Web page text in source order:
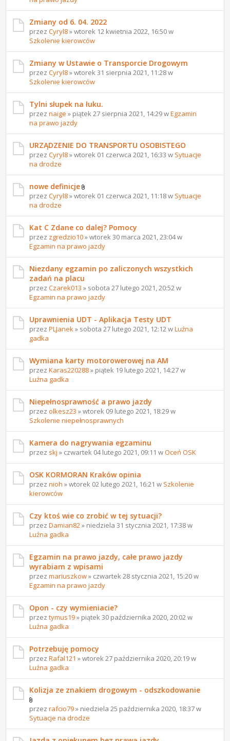
Zmiany od 6. 04. 2022
przezCyryl8» wtorek 12 kwietnia 2022, 16:50 w
Szkolenie kierowców
Zmiany w Ustawie o Transporcie Drogowym
przezCyryl8» wtorek 31 sierpnia 2021, 11:28 w
Szkolenie kierowców
Tylni słupek na łuku.
przeznaige » piątek 27 sierpnia 2021, 14:29 wEgzamin
na prawo jazdy
URZĄDZENIE DO TRANSPORTU OSOBISTEGO
przezCyryl8» wtorek 01 czerwca 2021, 16:33 w Sytuacje
na drodze
nowe definicje
przezCyryl8» wtorek 01 czerwca 2021, 11:18 w Sytuacje
na drodze
Kat C Zdane co dalej? Pomocy
przez zgredzio10» wtorek 30 marca 2021, 23:04 w
Egzamin na prawo jazdy
Niezdany egzamin po zaliczonych wszystkich
zadań na placu
przezCzarek013 » sobota 27 lutego 2021, 20:52 w
Egzamin na prawo jazdy
Uprawnienia UDT - Aplikacja Testy UDT
przezPLJanek » sobota 27 lutego 2021, 12:12 wLuźna
gadka
Wymiana karty motorowerowej na AM
przezKaras220288» piątek 19 lutego 2021, 14:27 w
Luźna gadka
Niepełnosprawność a prawo jazdy
przezolkesz23 » wtorek 09 lutego 2021, 18:29 w
Szkolenie niepełnosprawnych
Kamera do nagrywania egzaminu
przez skj » czwartek 04 lutego 2021, 09:11 wOceń OSK
OSK KORMORAN Kraków opinia
przeznioh » wtorek 02 lutego 2021, 16:21 w Szkolenie
kierowców
Czy ktoś wie co zrobić w tej sytuacji?
przezDamian82 » niedziela 31 stycznia 2021, 17:38 w
Luźna gadka
Egzamin na prawo jazdy, całe prawo jazdy
wyrabiam z wpisami
przezmariuszkow» czwartek 28 stycznia 2021, 15:20 w
Egzamin na prawo jazdy
Opon - czy wymieniacie?
przeztymus19» piątek 30 października 2020, 20:02 w
Luźna gadka
Potrzebuję pomocy
przezRafal121 » wtorek 27 października 2020, 20:19 w
Luźna gadka
Kolizja ze znakiem drogowym - odszkodowanie
przezrafcio79» niedziela 25 października 2020, 18:37 w
Sytuacje na drodze